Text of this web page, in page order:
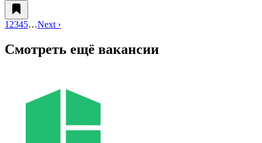
1 2345…Next ›
Смотреть ещё вакансии